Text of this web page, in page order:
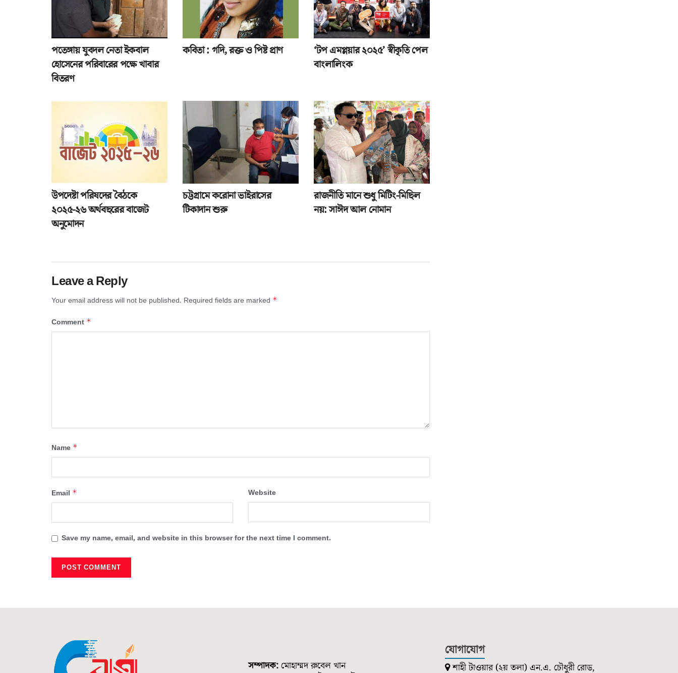
পতেঙ্গায় যুবদল নেতা ইকবাল
হোসেনের পরিবারের পক্ষে খাবার
বিতরণ
কবিতা : গদি, রক্ত ও পিষ্ট প্রাণ
‘টপ এমপ্লয়ার ২০২৫’ স্বীকৃতি পেল
বাংলালিংক
উপদেষ্টা পরিষদের বৈঠকে
২০২৫-২৬ অর্থবছরের বাজেট
অনুমোদন
চট্টগ্রামে করোনা ভাইরাসের
টিকাদান শুরু
রাজনীতি মানে শুধু মিটিং-মিছিল
নয়: সাঈদ আল নোমান
Leave a Reply
Your email address will not be published. Required fields are marked *
Comment *
Name *
Email * Website
Save my name, email, and website in this browser for the next time I comment.
সম্পাদক: মোহাম্মদ রুবেল খান
যোগাযোগ
শাহী টাওয়ার (২য় তলা) এন.এ. চৌধুরী রোড,